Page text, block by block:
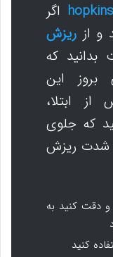
اگر
و از ریزش
که
بروز این
ابتلا،
که جلوی
شدت ریزش
دقت کنید به
کنید